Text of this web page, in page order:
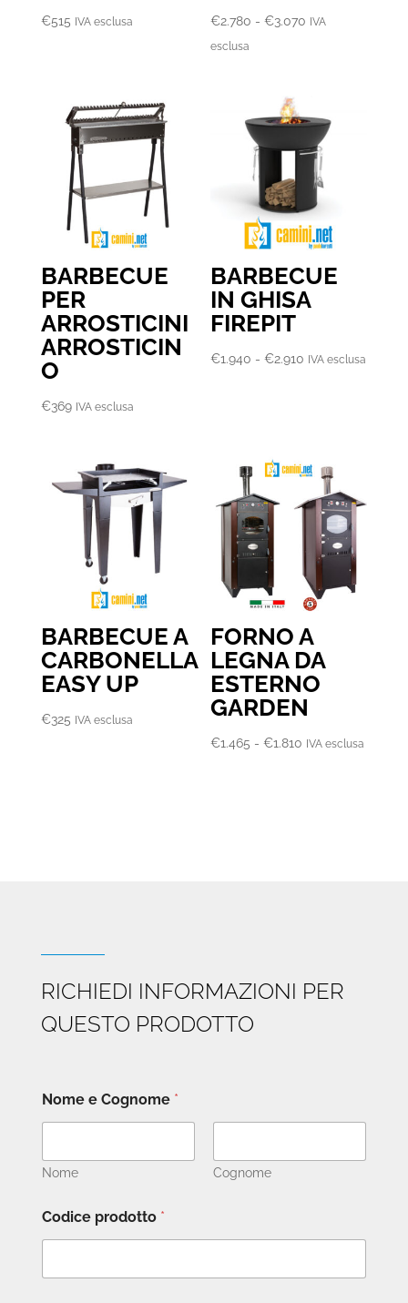
€515 IVA esclusa €2.780 - €3.070 Fascia
€2.780
€3.070
IVA
esclusa
BARBECUE
PER
ARROSTICINI
ARROSTICIN
O
€369 IVA esclusa
BARBECUE
IN GHISA
FIREPIT
€1.940 - €2.910 Fascia
a
€2.910
IVA esclusa
BARBECUE A
CARBONELLA
EASY UP
€325 IVA esclusa
FORNO A
LEGNA DA
ESTERNO
GARDEN
€1.465 - €1.810 Fascia
IVA esclusa
RICHIEDI INFORMAZIONI PER
QUESTO PRODOTTO
Nome e Cognome *
Nome Cognome
Codice prodotto *